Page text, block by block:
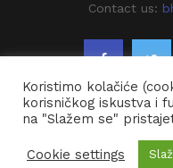
Contact us:
@2020 -
Koristimo kolačiće
korisničkog iskustva i
na "Slažem se"
Cookie settings